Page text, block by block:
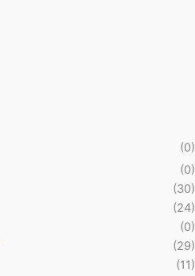
(0)
(0)
(30)
(24)
(0)
(29)
(11)